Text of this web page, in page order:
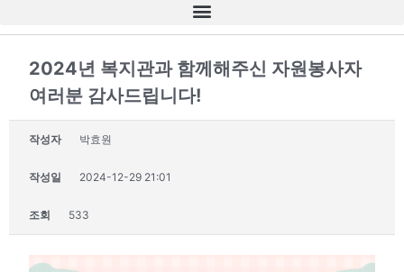
2024년 복지관과 함께해주신 자원봉사자
여러분 감사드립니다!
작성자 박효원
작성일 2024-12-29 21:01
조회 533